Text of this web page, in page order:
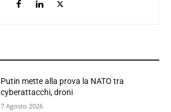
Putin mette alla prova la NATO tra
cyberattacchi, droni
7 Agosto 2026